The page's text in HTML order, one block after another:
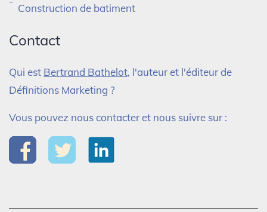
Construction de batiment
Contact
Qui est Bertrand Bathelot, l'auteur et l'éditeur de
Définitions Marketing ?
Vous pouvez nous contacter et nous suivre sur :